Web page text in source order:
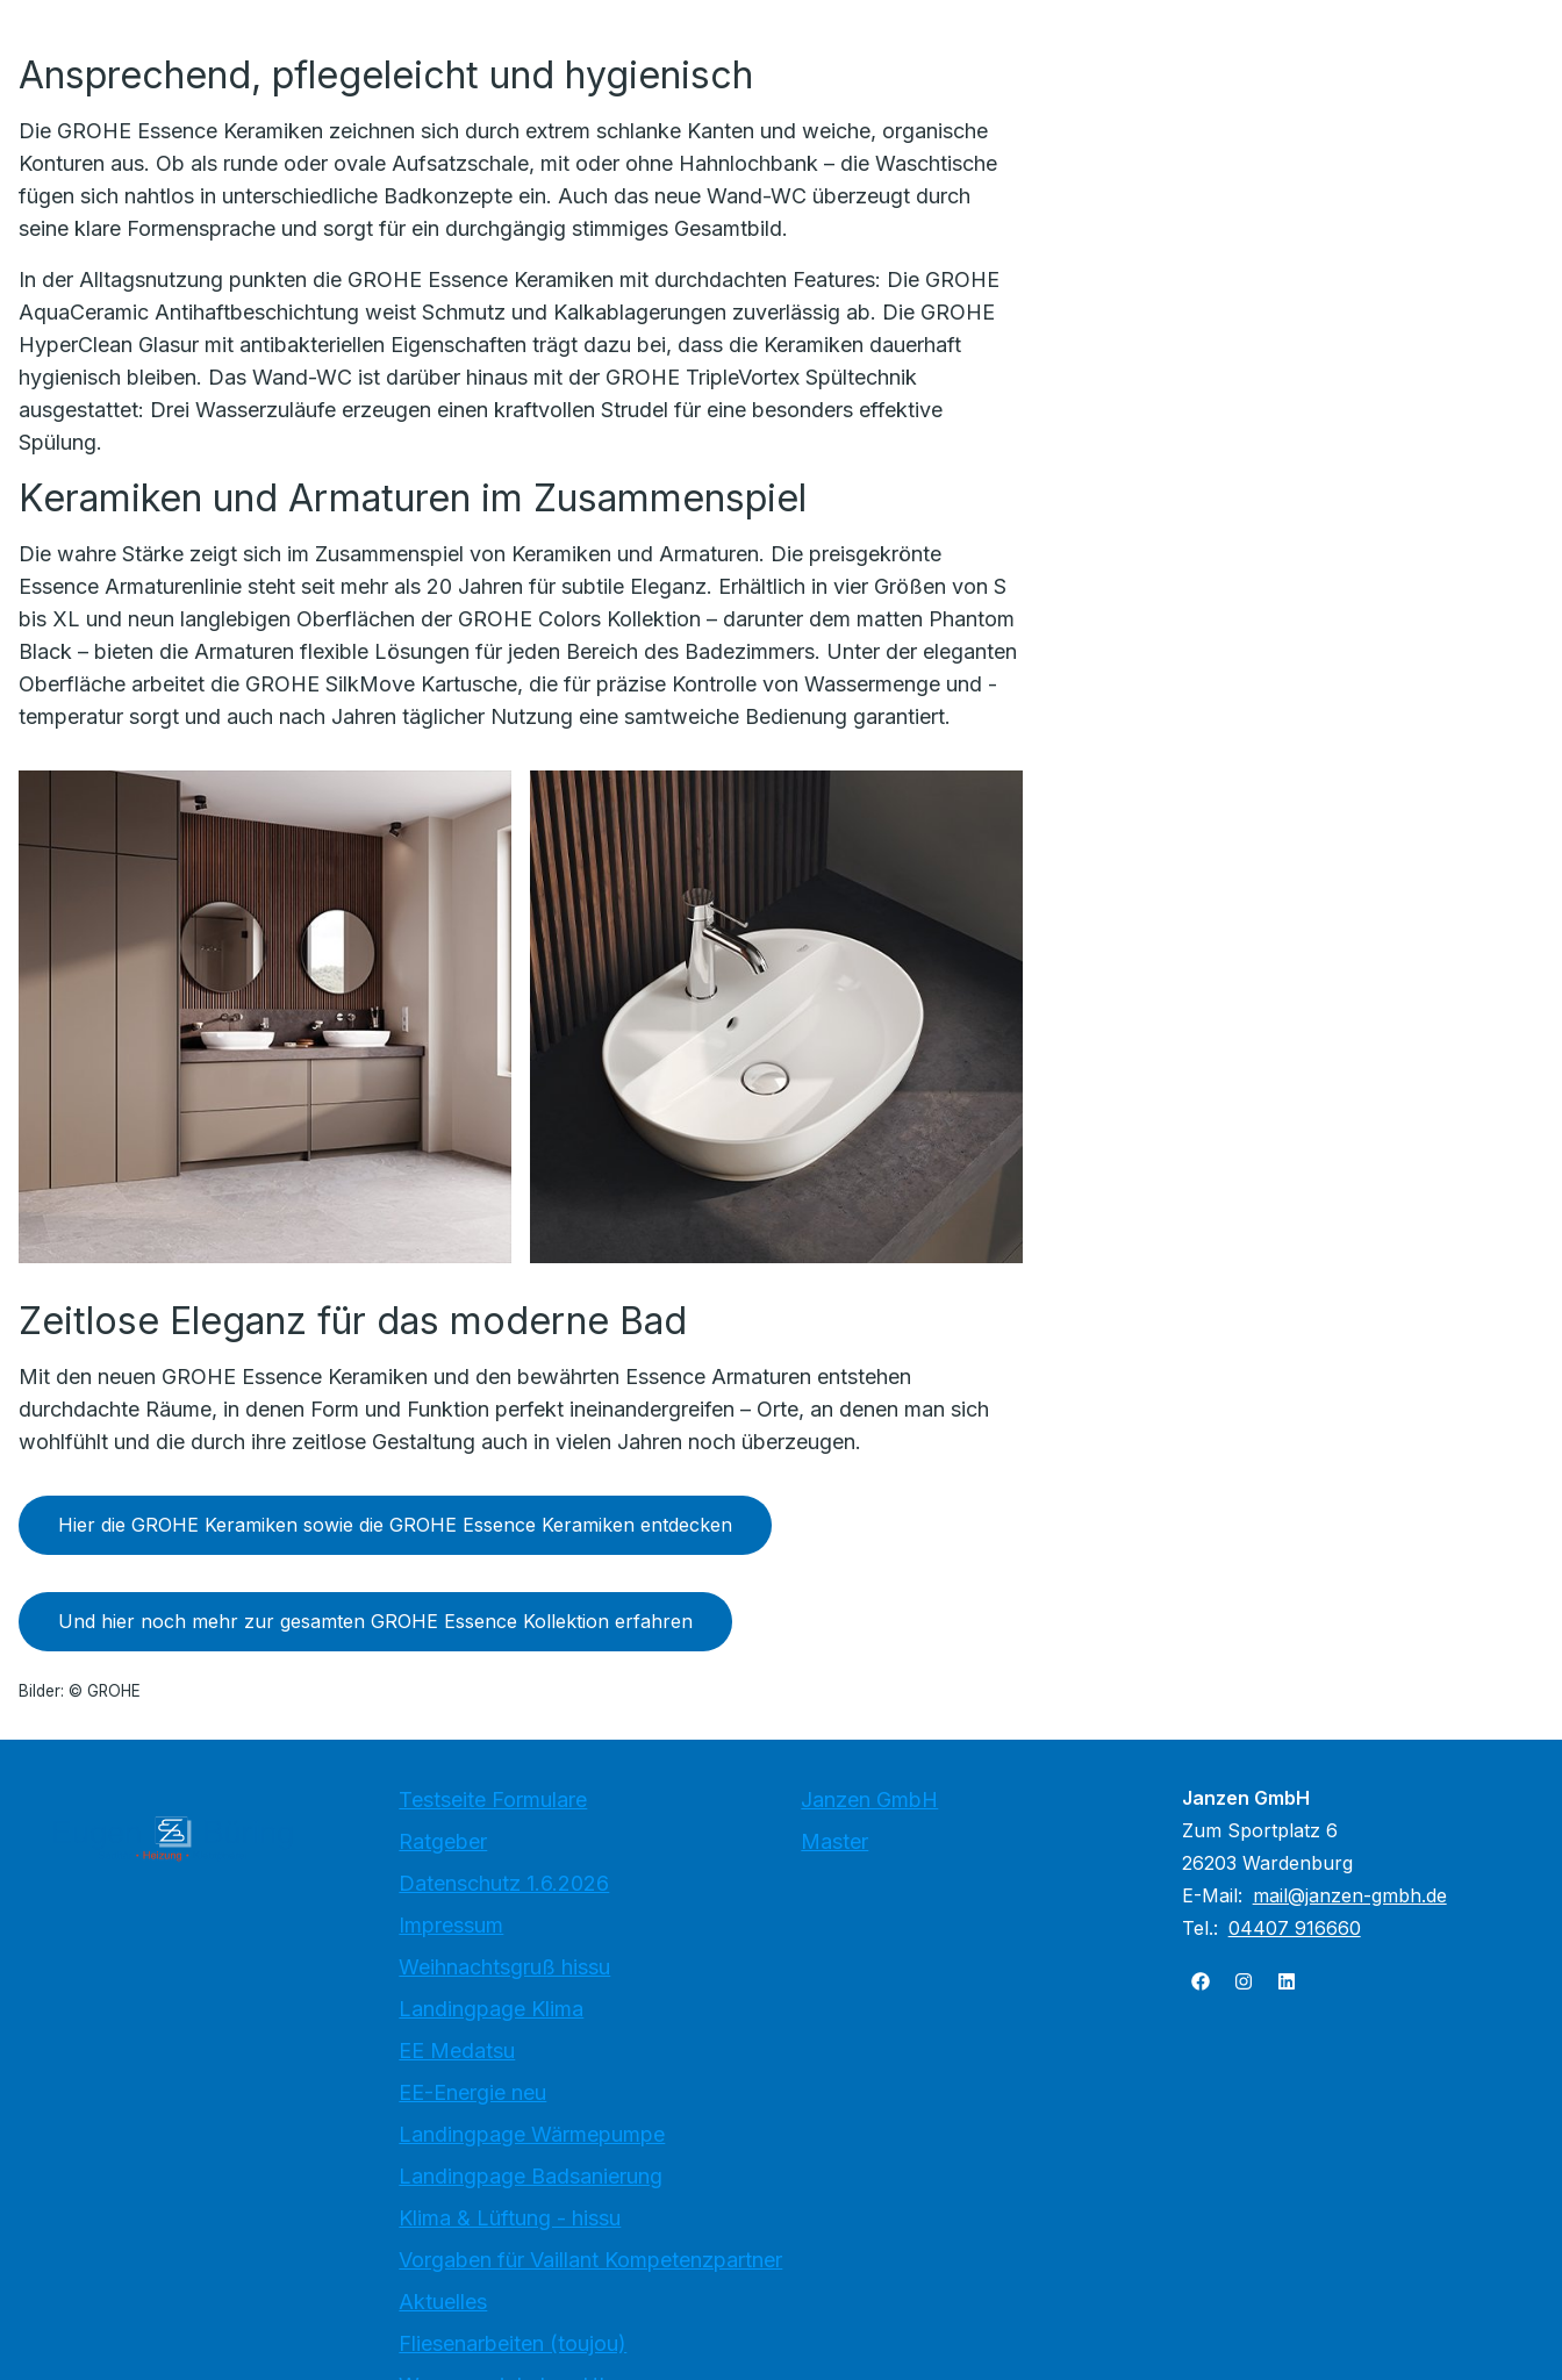
Ansprechend, pflegeleicht und hygienisch
Die GROHE Essence Keramiken zeichnen sich durch extrem schlanke Kanten und weiche, organische
Konturen aus. Ob als runde oder ovale Aufsatzschale, mit oder ohne Hahnlochbank – die Waschtische
fügen sich nahtlos in unterschiedliche Badkonzepte ein. Auch das neue Wand-WC überzeugt durch
seine klare Formensprache und sorgt für ein durchgängig stimmiges Gesamtbild.
In der Alltagsnutzung punkten die GROHE Essence Keramiken mit durchdachten Features: Die GROHE
AquaCeramic Antihaftbeschichtung weist Schmutz und Kalkablagerungen zuverlässig ab. Die GROHE
HyperClean Glasur mit antibakteriellen Eigenschaften trägt dazu bei, dass die Keramiken dauerhaft
hygienisch bleiben. Das Wand-WC ist darüber hinaus mit der GROHE TripleVortex Spültechnik
ausgestattet: Drei Wasserzuläufe erzeugen einen kraftvollen Strudel für eine besonders effektive
Spülung.
Keramiken und Armaturen im Zusammenspiel
Die wahre Stärke zeigt sich im Zusammenspiel von Keramiken und Armaturen. Die preisgekrönte
Essence Armaturenlinie steht seit mehr als 20 Jahren für subtile Eleganz. Erhältlich in vier Größen von S
bis XL und neun langlebigen Oberflächen der GROHE Colors Kollektion – darunter dem matten Phantom
Black – bieten die Armaturen flexible Lösungen für jeden Bereich des Badezimmers. Unter der eleganten
Oberfläche arbeitet die GROHE SilkMove Kartusche, die für präzise Kontrolle von Wassermenge und -
temperatur sorgt und auch nach Jahren täglicher Nutzung eine samtweiche Bedienung garantiert.
Zeitlose Eleganz für das moderne Bad
Mit den neuen GROHE Essence Keramiken und den bewährten Essence Armaturen entstehen
durchdachte Räume, in denen Form und Funktion perfekt ineinandergreifen – Orte, an denen man sich
wohlfühlt und die durch ihre zeitlose Gestaltung auch in vielen Jahren noch überzeugen.
Hier die GROHE Keramiken sowie die GROHE Essence Keramiken entdecken
Und hier noch mehr zur gesamten GROHE Essence Kollektion erfahren
Bilder: © GROHE
Testseite Formulare
Ratgeber
Datenschutz 1.6.2026
Impressum
Weihnachtsgruß hissu
Landingpage Klima
EE Medatsu
EE-Energie neu
Landingpage Wärmepumpe
Landingpage Badsanierung
Klima & Lüftung - hissu
Vorgaben für Vaillant Kompetenzpartner
Aktuelles
Fliesenarbeiten (toujou)
Janzen GmbH
Master
Janzen GmbH
Zum Sportplatz 6
26203 Wardenburg
E-Mail: mail@janzen-gmbh.de
Tel.: 04407 916660